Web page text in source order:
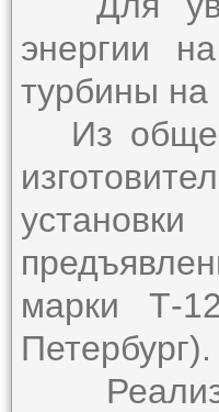
энергии
турбины
Из
марки Т-
Петербург).